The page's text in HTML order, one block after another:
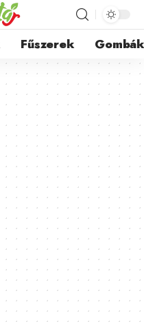
Fűszerek Gombák